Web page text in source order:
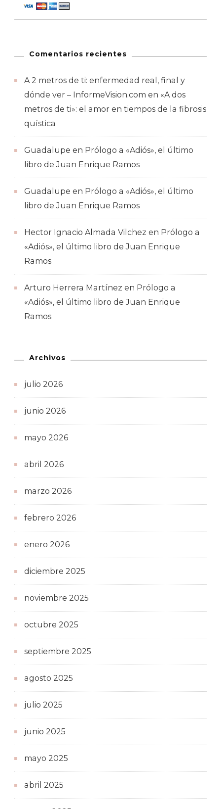
Comentarios recientes
A 2 metros de ti: enfermedad real, final y
dónde ver – InformeVision.com en «A dos
metros de ti»: el amor en tiempos de la fibrosis
quística
Guadalupe en Prólogo a «Adiós», el último
libro de Juan Enrique Ramos
Guadalupe en Prólogo a «Adiós», el último
libro de Juan Enrique Ramos
Hector Ignacio Almada Vilchez en Prólogo a
«Adiós», el último libro de Juan Enrique
Ramos
Arturo Herrera Martínez en Prólogo a
«Adiós», el último libro de Juan Enrique
Ramos
Archivos
julio 2026
junio 2026
mayo 2026
abril 2026
marzo 2026
febrero 2026
enero 2026
diciembre 2025
noviembre 2025
octubre 2025
septiembre 2025
agosto 2025
julio 2025
junio 2025
mayo 2025
abril 2025